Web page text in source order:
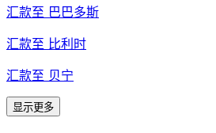
汇款至 巴巴多斯
汇款至 比利时
汇款至 贝宁
显示更多